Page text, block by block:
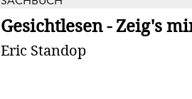
Gesichtlesen - Zeig's
Eric Standop